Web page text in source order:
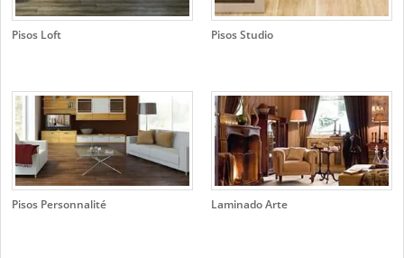
Pisos Loft Pisos Studio
Pisos Personnalité Laminado Arte